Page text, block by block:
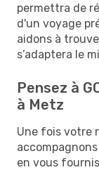
permettra de
d'un voyage
aidons à
s’adaptera le
Pensez à
à Metz
Une fois votre
en vous